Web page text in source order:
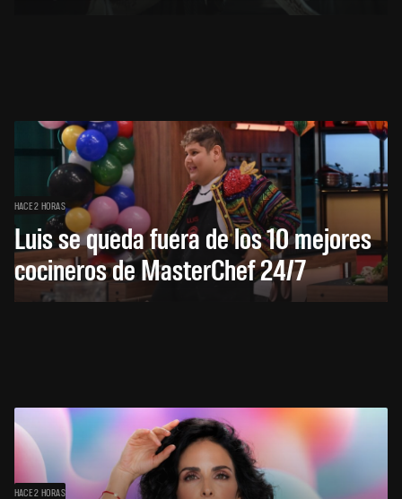
HACE 2 HORAS
Luis se queda fuera de los 10 mejores
cocineros de MasterChef 24/7
HACE 2 HORAS